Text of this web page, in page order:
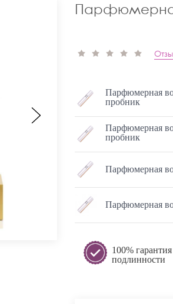
Парфюмерная
пробник
Парфюмерная
пробник
Парфюмерная
Парфюмерная
100% гарантия
подлинности